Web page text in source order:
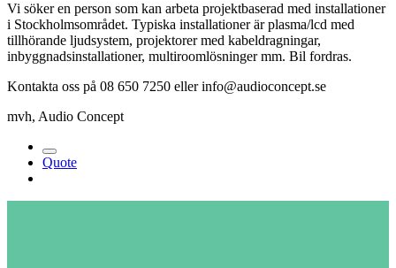
Vi söker en person som kan arbeta projektbaserad med installationer
i Stockholmsområdet. Typiska installationer är plasma/lcd med
tillhörande ljudsystem, projektorer med kabeldragningar,
inbyggnadsinstallationer, multiroomlösninger mm. Bil fordras.
Kontakta oss på 08 650 7250 eller info@audioconcept.se
mvh, Audio Concept
Quote